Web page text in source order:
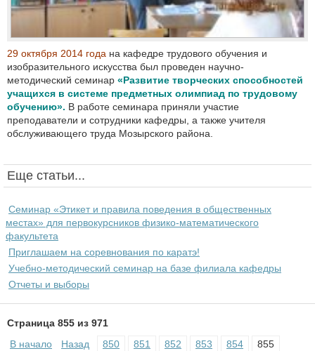
29 октября 2014 года на кафедре трудового обучения и
изобразительного искусства был проведен научно-
методический семинар «Развитие творческих способностей
учащихся в системе предметных олимпиад по трудовому
обучению». В работе семинара приняли участие
преподаватели и сотрудники кафедры, а также учителя
обслуживающего труда Мозырского района.
Еще статьи...
Семинар «Этикет и правила поведения в общественных
местах» для первокурсников физико-математического
факультета
Приглашаем на соревнования по каратэ!
Учебно-методический семинар на базе филиала кафедры
Отчеты и выборы
Страница 855 из 971
В начало
Назад 850 851 852 853 854
855